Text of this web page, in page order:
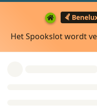
Het Spookslot wordt